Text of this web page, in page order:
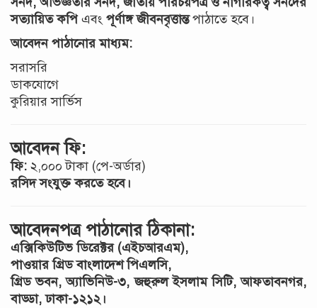
সত্যায়িত কপিএবং পূর্ণাঙ্গ জীবনবৃত্তান্তপাঠাতে হবে।
আবেদন পাঠানোর মাধ্যম:
সরাসরি
ডাকযোগে
কুরিয়ার সার্ভিস
আবেদন ফি:
ফি: ২,০০০ টাকা (পে-অর্ডার)
রসিদ সংযুক্ত করতে হবে।
আবেদনপত্র পাঠানোর ঠিকানা:
এক্সিকিউটিভ ডিরেক্টর (এইচআরএম),
পাওয়ার গ্রিড বাংলাদেশ পিএলসি,
গ্রিড ভবন, অ্যাভিনিউ-৩, জহুরুল ইসলাম সিটি, আফতাবনগর,
বাড্ডা, ঢাকা-১২১২।